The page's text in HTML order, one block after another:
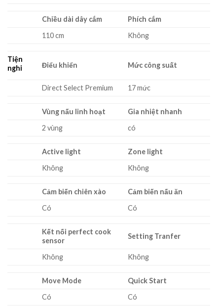
Chiều dài dây cắm
Phích cắm
110 cm
Không
Tiện
nghi
Điểu khiển Mức công suất
Direct Select Premium 17 mức
Vùng nấu linh hoạt
Gia nhiệt nhanh
2 vùng
có
Active light
Zone light
Không
Không
Cảm biến chiên xào
Cảm biến nấu ăn
Có
Có
Kết nối perfect cook
sensor
Setting Tranfer
Không Không
Move Mode
Quick Start
Có
Có